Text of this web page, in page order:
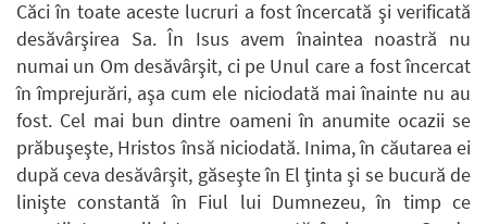
Căci în toate aceste lucruri a fost încercată şi verificată
desăvârşirea Sa. În Isus avem înaintea noastră nu
numai un Om desăvârşit, ci pe Unul care a fost încercat
în împrejurări, aşa cum ele niciodată mai înainte nu au
fost. Cel mai bun dintre oameni în anumite ocazii se
prăbuşeşte, Hristos însă niciodată. Inima, în căutarea ei
după ceva desăvârşit, găseşte în El ţinta şi se bucură de
linişte constantă în Fiul lui Dumnezeu, în timp ce